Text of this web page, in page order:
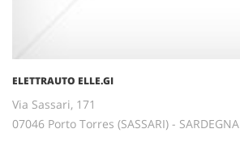
ELETTRAUTO ELLE.GI
Via Sassari, 171
07046 Porto Torres (SASSARI) - SARDEGNA